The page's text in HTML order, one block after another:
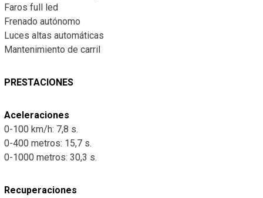
Faros full led
Frenado autónomo
Luces altas automáticas
Mantenimiento de carril
PRESTACIONES
Aceleraciones
0-100 km/h: 7,8 s.
0-400 metros: 15,7 s.
0-1000 metros: 30,3 s.
Recuperaciones